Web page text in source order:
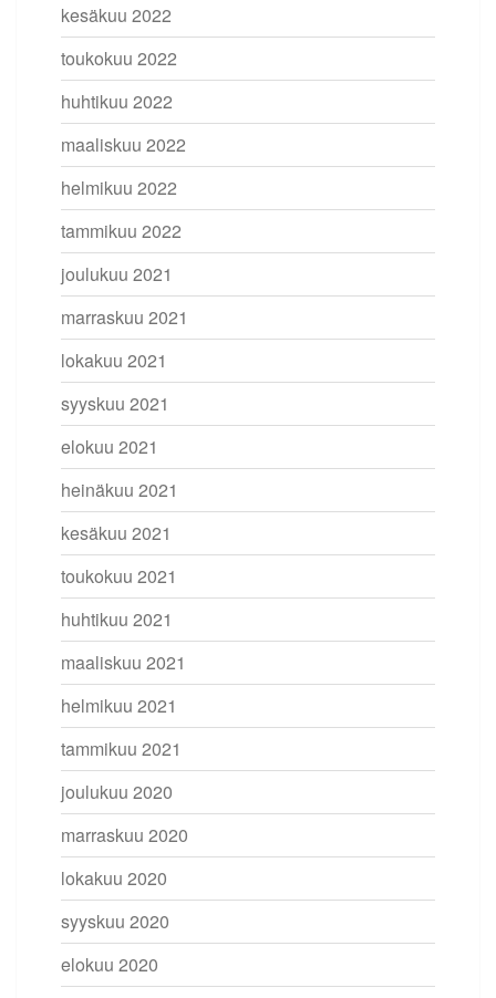
kesäkuu 2022
toukokuu 2022
huhtikuu 2022
maaliskuu 2022
helmikuu 2022
tammikuu 2022
joulukuu 2021
marraskuu 2021
lokakuu 2021
syyskuu 2021
elokuu 2021
heinäkuu 2021
kesäkuu 2021
toukokuu 2021
huhtikuu 2021
maaliskuu 2021
helmikuu 2021
tammikuu 2021
joulukuu 2020
marraskuu 2020
lokakuu 2020
syyskuu 2020
elokuu 2020